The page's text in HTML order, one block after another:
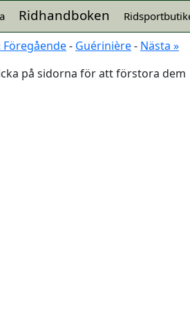
Ridhandboken
terre
Föregående- Guérinière- Nästa »
på sidorna för att förstora dem